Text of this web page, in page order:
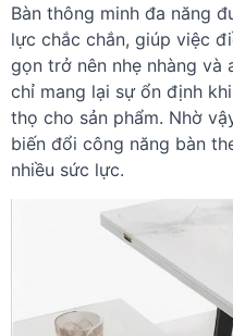
Bàn thông minh đa năng
lực chắc chắn, giúp việc
gọn trở nên nhẹ nhàng và
chỉ mang lại sự ổn định
thọ cho sản phẩm. Nhờ
biến đổi công năng bàn
nhiều sức lực.